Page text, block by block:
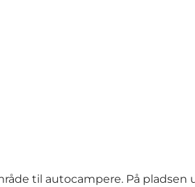
til autocampere. På pladsen